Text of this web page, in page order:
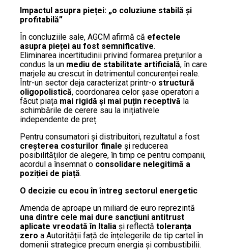
Impactul asupra pieței: „o coluziune stabilă și
profitabilă”
În concluziile sale, AGCM afirmă că efectele
asupra pieței au fost semnificative.
Eliminarea incertitudinii privind formarea prețurilor a
condus la un mediu de stabilitate artificială, în care
marjele au crescut în detrimentul concurenței reale.
Într-un sector deja caracterizat printr-o structură
oligopolistică, coordonarea celor șase operatori a
făcut piața mai rigidă și mai puțin receptivă la
schimbările de cerere sau la inițiativele
independente de preț.
Pentru consumatori și distribuitori, rezultatul a fost
creșterea costurilor finale și reducerea
posibilităților de alegere, în timp ce pentru companii,
acordul a însemnat o consolidare nelegitimă a
poziției de piață.
O decizie cu ecou în întreg sectorul energetic
Amenda de aproape un miliard de euro reprezintă
una dintre cele mai dure sancțiuni antitrust
aplicate vreodată în Italia și reflectă toleranța
zero a Autorității față de înțelegerile de tip cartel în
domenii strategice precum energia și combustibilii.